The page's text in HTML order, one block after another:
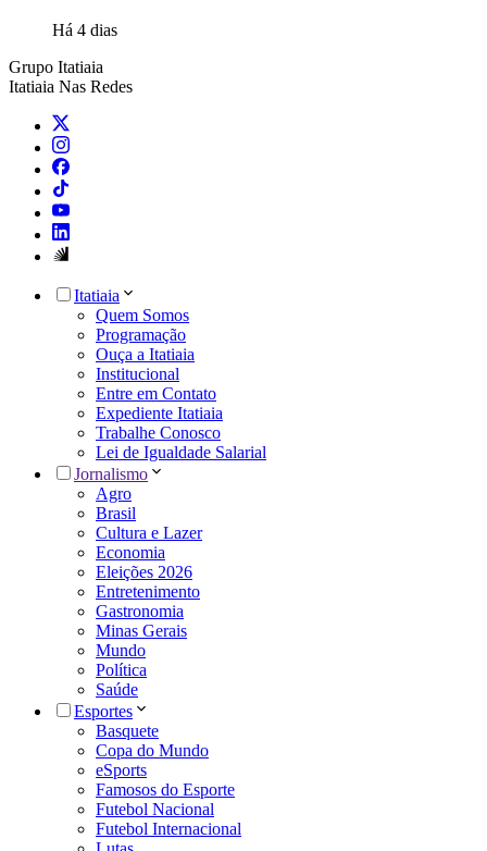
Há 4 dias
Grupo Itatiaia
Itatiaia Nas Redes
Itatiaia
Quem Somos
Programação
Ouça a Itatiaia
Institucional
Entre em Contato
Expediente Itatiaia
Trabalhe Conosco
Lei de Igualdade Salarial
Jornalismo
Agro
Brasil
Cultura e Lazer
Economia
Eleições 2026
Entretenimento
Gastronomia
Minas Gerais
Mundo
Política
Saúde
Esportes
Basquete
Copa do Mundo
eSports
Famosos do Esporte
Futebol Nacional
Futebol Internacional